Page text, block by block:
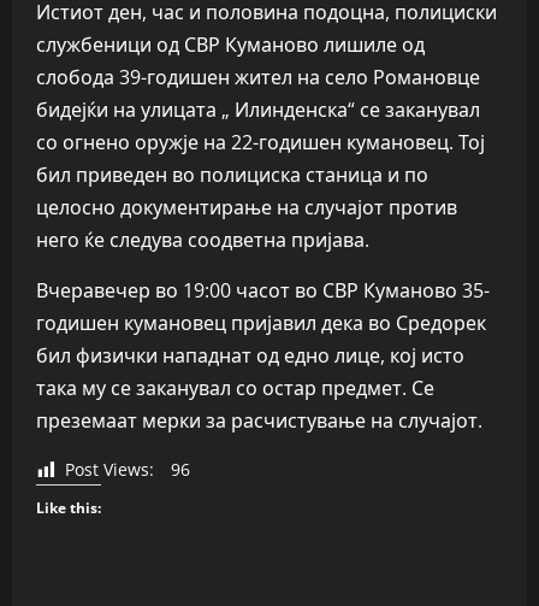
Истиот ден, час и половина подоцна, полициски
службеници од СВР Куманово лишиле од
слобода 39-годишен жител на село Романовце
бидејќи на улицата „ Илинденска“ се заканувал
со огнено оружје на 22-годишен кумановец. Тој
бил приведен во полициска станица и по
целосно документирање на случајот против
него ќе следува соодветна пријава.
Вчеравечер во 19:00 часот во СВР Куманово 35-
годишен кумановец пријавил дека во Средорек
бил физички нападнат од едно лице, кој исто
така му се заканувал со остар предмет. Се
преземаат мерки за расчистување на случајот.
Post Views: 96
Like this: